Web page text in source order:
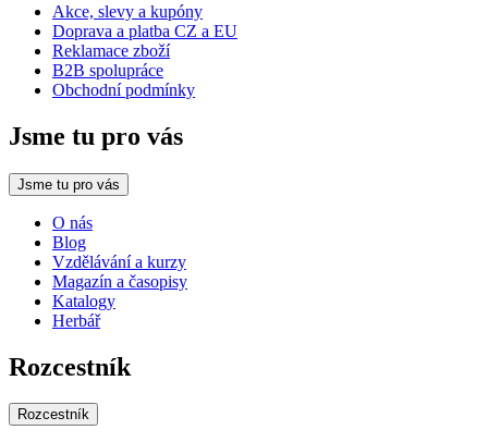
Akce, slevy a kupóny
Doprava a platba CZ a EU
Reklamace zboží
B2B spolupráce
Obchodní podmínky
Jsme tu pro vás
Jsme tu pro vás
O nás
Blog
Vzdělávání a kurzy
Magazín a časopisy
Katalogy
Herbář
Rozcestník
Rozcestník